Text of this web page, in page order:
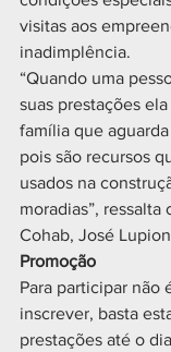
visitas aos
inadimplência.
“Quando uma
suas prestações
família que
pois são recursos
usados na
moradias”, ressalta
Cohab, José
Promoção
Para participar não
inscrever, basta
prestações até o